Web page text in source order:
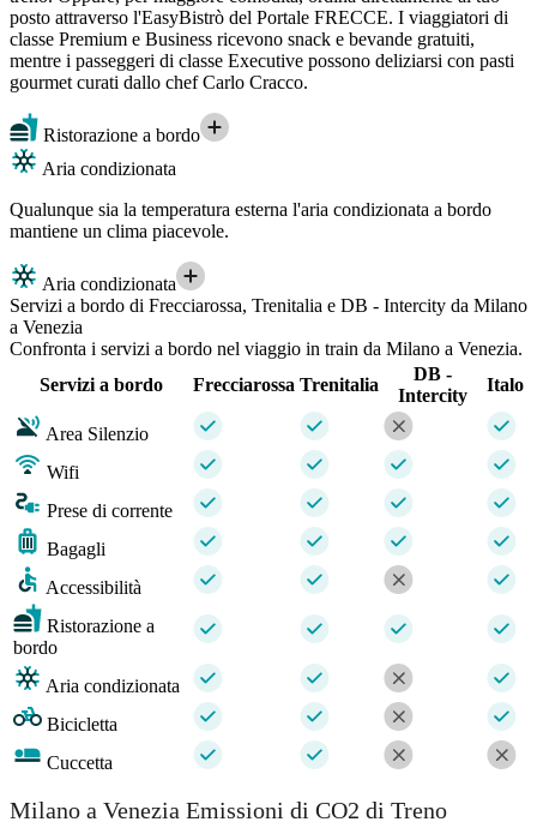
posto attraverso l'EasyBistrò del Portale FRECCE. I viaggiatori di
classe Premium e Business ricevono snack e bevande gratuiti,
mentre i passeggeri di classe Executive possono deliziarsi con pasti
gourmet curati dallo chef Carlo Cracco.
Ristorazione a bordo
Aria condizionata
Qualunque sia la temperatura esterna l'aria condizionata a bordo
mantiene un clima piacevole.
Aria condizionata
Servizi a bordo di Frecciarossa, Trenitalia e DB - Intercity da Milano
a Venezia
Confronta i servizi a bordo nel viaggio in train da Milano a Venezia.
Servizi a bordo
Frecciarossa Trenitalia
DB -
Intercity
Italo
Area Silenzio
Wifi
Prese di corrente
Bagagli
Accessibilità
Ristorazione a
bordo
Aria condizionata
Bicicletta
Cuccetta
Milano a Venezia Emissioni di CO2 di Treno